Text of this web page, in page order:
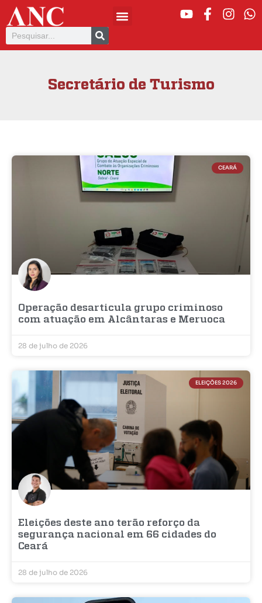
Secretário de Turismo
CEARÁ
Operação desarticula grupo criminoso
com atuação em Alcântaras e Meruoca
28 de julho de 2026
ELEIÇÕES 2026
Eleições deste ano terão reforço da
segurança nacional em 66 cidades do
Ceará
28 de julho de 2026